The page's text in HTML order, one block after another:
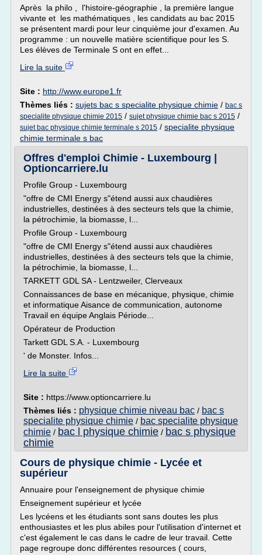
Après la philo , l'histoire-géographie , la première langue
vivante et les mathématiques , les candidats au bac 2015
se présentent mardi pour leur cinquième jour d'examen. Au
programme : un nouvelle matière scientifique pour les S.
Les élèves de Terminale S ont en effet...
Lire la suite
Site : http://www.europe1.fr
Thèmes liés : sujets bac s specialite physique chimie / bac s
specialite physique chimie 2015 / sujet physique chimie bac s 2015 /
sujet bac physique chimie terminale s 2015 / specialite physique
chimie terminale s bac
Offres d'emploi Chimie - Luxembourg |
Optioncarriere.lu
Profile Group - Luxembourg
"offre de CMI Energy s"étend aussi aux chaudières
industrielles, destinées à des secteurs tels que la chimie,
la pétrochimie, la biomasse, l...
Profile Group - Luxembourg
"offre de CMI Energy s"étend aussi aux chaudières
industrielles, destinées à des secteurs tels que la chimie,
la pétrochimie, la biomasse, l...
TARKETT GDL SA - Lentzweiler, Clerveaux
Connaissances de base en mécanique, physique, chimie
et informatique Aisance de communication, autonome
Travail en équipe Anglais Période...
Opérateur de Production
Tarkett GDL S.A. - Luxembourg
' de Monster. Infos...
Lire la suite
Site : https://www.optioncarriere.lu
Thèmes liés : physique chimie niveau bac / bac s
specialite physique chimie / bac specialite physique
chimie / bac l physique chimie / bac s physique
chimie
Cours de physique chimie - Lycée et
supérieur
Annuaire pour l'enseignement de physique chimie
Enseignement supérieur et lycée
Les lycéens et les étudiants sont sans doutes les plus
enthousiastes et les plus abiles pour l'utilisation d'internet et
c'est également le cas dans le cadre de leur travail. Cette
page regroupe donc différentes resources ( cours,